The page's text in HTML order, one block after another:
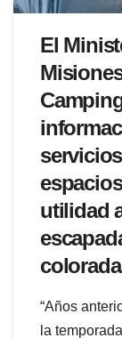
El
utilidad
“Años
la